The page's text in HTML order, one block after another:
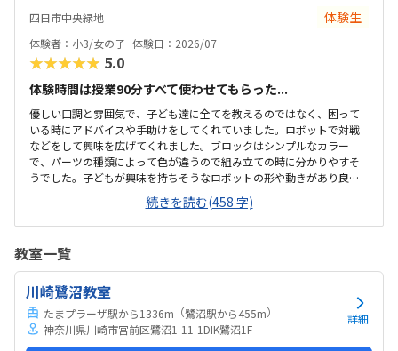
できました。入室したら必ず手を洗うルールも良いです。教室にある
教科書などもきちんと整理整頓されています。キット代が兄弟割引で
半額になりました。入会金も無料に。欲を言えば、...
四日市中央緑地 体験生
体験者：小3/女の子 体験日：2026/07
★★★★★ 5.0
体験時間は授業90分すべて使わせてもらった...
優しい口調と雰囲気で、子ども達に全てを教えるのではなく、困って
いる時にアドバイスや手助けをしてくれていました。ロボットで対戦
などをして興味を広げてくれました。ブロックはシンプルなカラー
で、パーツの種類によって色が違うので組み立ての時に分かりやすそ
うでした。子どもが興味を持ちそうなロボットの形や動きがあり良か
ったです。駐車場は停めやすく、分かりやすい場所にあるので助かり
ます。近くに別の施設もあるので、習ってない兄弟が過ごしやすいと
思いました。教室はシンプルで余計なものが置いてないので集中でき
したりできるのは助かります。料金は今の物価で考えれば高いとは思
いませんが、子どもの成長具合で判断すると思います。子どもが自発
的にどんどん作り進めていったのには正直驚きました。最初からたく
さんあれこれ説明されずブロックを触らせてもらったの...
続きを読む(458 字)
教室一覧
川崎鷺沼教室
たまプラーザ駅から1336m （鷺沼駅から455m）
神奈川県川崎市宮前区鷺沼1-11-1DIK鷺沼1F
詳細